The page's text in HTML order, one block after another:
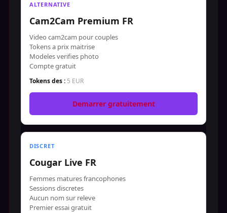
ALTERNATIVE
Cam2Cam Premium FR
Video cam2cam pour couples
Tokens a prix maitrise
Modeles verifies photo
Compte gratuit
Tokens des :5 EUR
Demarrer gratuitement
DISCRET
Cougar Live FR
Femmes matures francophones
Sessions discretes
Aucun nom sur releve
Premier essai gratuit